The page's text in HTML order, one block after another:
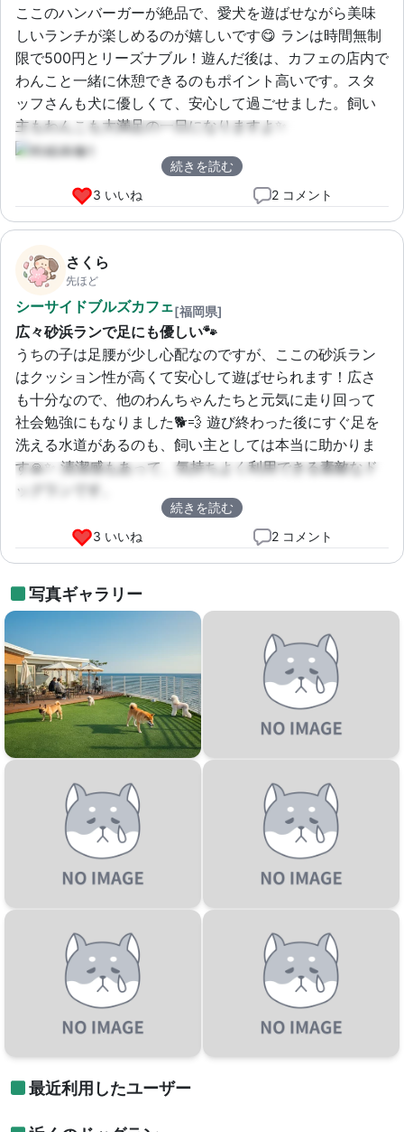
ここのハンバーガーが絶品で、愛犬を遊ばせながら美味
しいランチが楽しめるのが嬉しいです😋 ランは時間無制
限で500円とリーズナブル！遊んだ後は、カフェの店内で
わんこと一緒に休憩できるのもポイント高いです。スタ
ッフさんも犬に優しくて、安心して過ごせました。飼い
主もわんこも大満足の一日になりますよ✨
続きを読む
3 いいね
2 コメント
さくら
先ほど
シーサイドブルズカフェ[福岡県]
広々砂浜ランで足にも優しい🐾
うちの子は足腰が少し心配なのですが、ここの砂浜ラン
はクッション性が高くて安心して遊ばせられます！広さ
も十分なので、他のわんちゃんたちと元気に走り回って
社会勉強にもなりました🐕💨 遊び終わった後にすぐ足を
洗える水道があるのも、飼い主としては本当に助かりま
す🙏✨ 清潔感もあって、気持ちよく利用できる素敵なド
ッグランです。
続きを読む
3 いいね
2 コメント
写真ギャラリー
最近利用したユーザー